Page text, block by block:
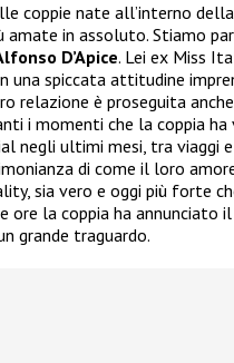
coppie nate all’interno
amate in assoluto. Stiamo
D’Apice. Lei ex Miss
una spiccata attitudine
relazione è proseguita
i momenti che la coppia
negli ultimi mesi, tra viaggi
di come il loro
sia vero e oggi più forte
ore la coppia ha annunciato il
grande traguardo.